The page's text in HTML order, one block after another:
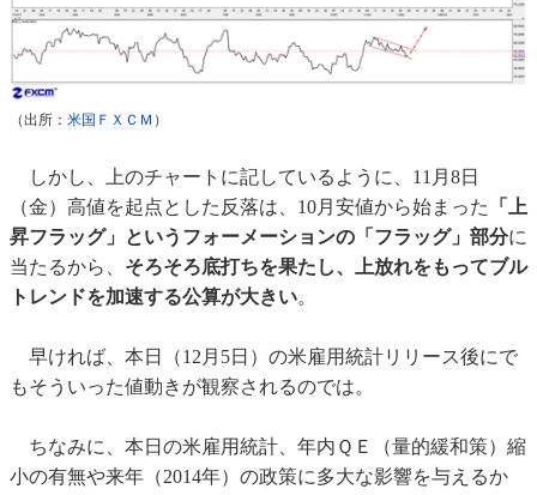
（出所： 米国ＦＸＣＭ ）
しかし、上のチャートに記しているように、11月8日
（金）高値を起点とした反落は、10月安値から始まった
「上
昇フラッグ」というフォーメーションの「フラッグ」部分に
当たるから、 そろそろ底打ちを果たし、上放れをもってブル
トレンドを加速する公算が大きい。
早ければ、本日（12月5日）の米雇用統計リリース後にで
もそういった値動きが観察されるのでは。
ちなみに、本日の米雇用統計、年内ＱＥ（量的緩和策）縮
小の有無や来年（2014年）の政策に多大な影響を与えるか